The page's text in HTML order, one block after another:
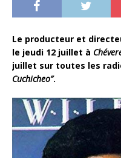
Le producteur et
le jeudi 12 juillet à
juillet sur toutes les
Cuchicheo”.